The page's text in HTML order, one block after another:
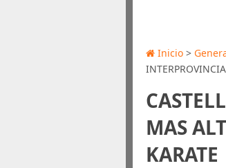
Inicio >
MAS
KARATE